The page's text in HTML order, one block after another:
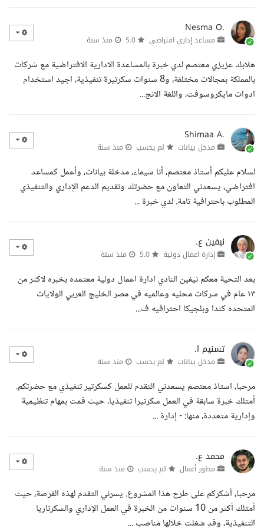
Nesma O.
مساعد إداري افتراضي منذ سنة
هلابك عزيزي معتصم لدي خبرة بالمساعدة الادارية الافتراضية مع شركات
بالمملكة بمجالات مختلفة، و8 سنوات سكرتيرة تنفيذية، اجيد استخدام
ادوات مايكروسوفت، واللغة الانج...
Shimaa A.
مدخل بيانات لم يحسب منذ سنة
لسلام عليكم أستاذ معتصم، أنا شيماء، مدخلة بيانات، وأعمل كمساعد
افتراضي، يسعدني التعاون مع حضرتك وتقديم الدعم الإداري والتنفيذي
المطلوب باحترافية تامة. لدي خبرة ...
نيفين ع.
إدارة اعمال دولية منذ سنة
بعد التحية معكم نيفين النادي ادارة اعمال دولية معتمده بخبره لاكثر من
١٣ عام في شركات محليه وعالميه في مصر الخليج العربي الولايات
المتحده كندا وبلجيكا احترافيه ف...
تسنيم ا.
مدخل بيانات لم يحسب منذ سنة
مرحبا، استاذ معتصم يسعدني التقدم للعمل كسكرتير تنفيذي مع حضرتكم.
أمتلك خبرة سابقة في العمل سكرتيرا تنفيذيا، حيث قمت بمهام تنظيمية
وإدارية متعددة، منها: - إدارة ...
محمد ع.
مطور أعمال لم يحسب منذ سنة
مرحبا، أشكركم على طرح هذا المشروع. يسرني التقدم لهذه الفرصة، حيث
أمتلك أكثر من 10 سنوات من الخبرة في العمل الإداري والسكرتاريا
التنفيذية، وقد شغلت خلالها مناصب ...